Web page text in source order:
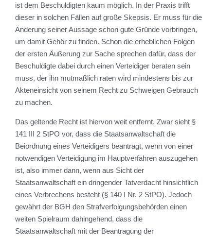
ist dem Beschuldigten kaum möglich. In der Praxis trifft
dieser in solchen Fällen auf große Skepsis. Er muss für die
Änderung seiner Aussage schon gute Gründe vorbringen,
um damit Gehör zu finden. Schon die erheblichen Folgen
der ersten Äußerung zur Sache sprechen dafür, dass der
Beschuldigte dabei durch einen Verteidiger beraten sein
muss, der ihn mutmaßlich raten wird mindestens bis zur
Akteneinsicht von seinem Recht zu Schweigen Gebrauch
zu machen.
Das geltende Recht ist hiervon weit entfernt. Zwar sieht §
141 III 2 StPO vor, dass die Staatsanwaltschaft die
Beiordnung eines Verteidigers beantragt, wenn von einer
notwendigen Verteidigung im Hauptverfahren auszugehen
ist, also immer dann, wenn aus Sicht der
Staatsanwaltschaft ein dringender Tatverdacht hinsichtlich
eines Verbrechens besteht (§ 140 I Nr. 2 StPO). Jedoch
gewährt der BGH den Strafverfolgungsbehörden einen
weiten Spielraum dahingehend, dass die
Staatsanwaltschaft mit der Beantragung der